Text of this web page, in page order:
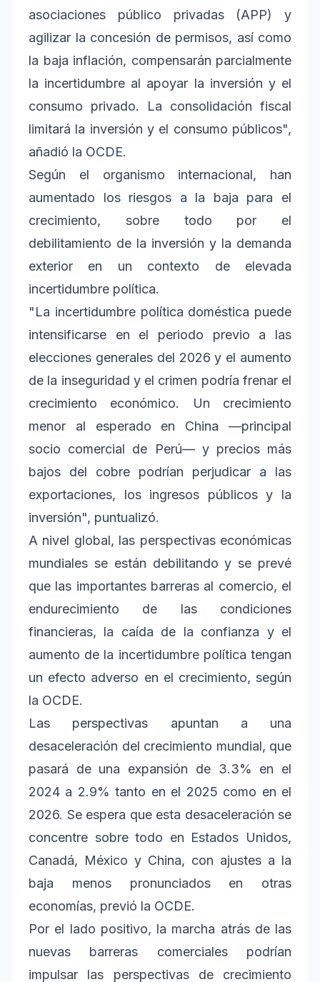
asociaciones público privadas (APP) y
agilizar la concesión de permisos, así como
la baja inflación, compensarán parcialmente
la incertidumbre al apoyar la inversión y el
consumo privado. La consolidación fiscal
limitará la inversión y el consumo públicos",
añadió la OCDE.
Según el organismo internacional, han
aumentado los riesgos a la baja para el
crecimiento, sobre todo por el
debilitamiento de la inversión y la demanda
exterior en un contexto de elevada
incertidumbre política.
"La incertidumbre política doméstica puede
intensificarse en el periodo previo a las
elecciones generales del 2026 y el aumento
de la inseguridad y el crimen podría frenar el
crecimiento económico. Un crecimiento
menor al esperado en China —principal
socio comercial de Perú— y precios más
bajos del cobre podrían perjudicar a las
exportaciones, los ingresos públicos y la
inversión", puntualizó.
A nivel global, las perspectivas económicas
mundiales se están debilitando y se prevé
que las importantes barreras al comercio, el
endurecimiento de las condiciones
financieras, la caída de la confianza y el
aumento de la incertidumbre política tengan
un efecto adverso en el crecimiento, según
la OCDE.
Las perspectivas apuntan a una
desaceleración del crecimiento mundial, que
pasará de una expansión de 3.3% en el
2024 a 2.9% tanto en el 2025 como en el
2026. Se espera que esta desaceleración se
concentre sobre todo en Estados Unidos,
Canadá, México y China, con ajustes a la
baja menos pronunciados en otras
economías, previó la OCDE.
Por el lado positivo, la marcha atrás de las
nuevas barreras comerciales podrían
impulsar las perspectivas de crecimiento